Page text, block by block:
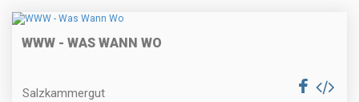
WWW - WAS WANN WO
Salzkammergut